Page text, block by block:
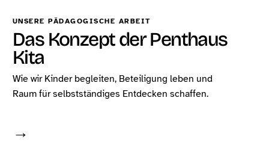
UNSERE PÄDAGOGISCHE ARBEIT
Das Konzept der Penthaus
Kita
Wie wir Kinder begleiten, Beteiligung leben und
Raum für selbstständiges Entdecken schaffen.
→